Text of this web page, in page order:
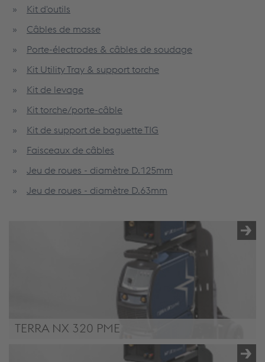
Kit d'outils
Câbles de masse
Porte-électrodes & câbles de soudage
Kit Utility Tray & support torche
Kit de levage
Kit torche/porte-câble
Kit de support de baguette TIG
Faisceaux de câbles
Jeu de roues - diamètre D.125mm
Jeu de roues - diamètre D.63mm
TERRA NX 320 PME